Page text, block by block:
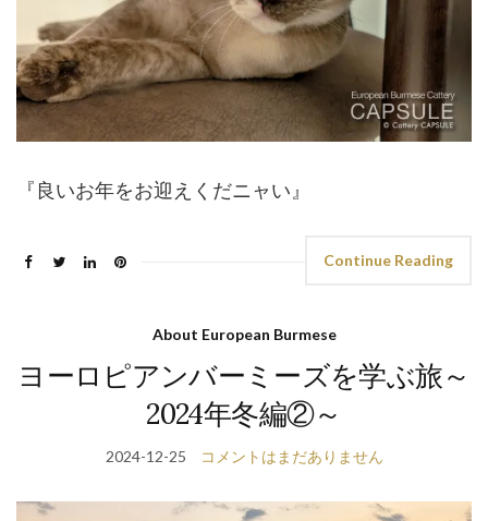
『良いお年をお迎えくだニャい』
Continue Reading
About European Burmese
ヨーロピアンバーミーズを学ぶ旅～
2024年冬編②～
2024-12-25 コメントはまだありません